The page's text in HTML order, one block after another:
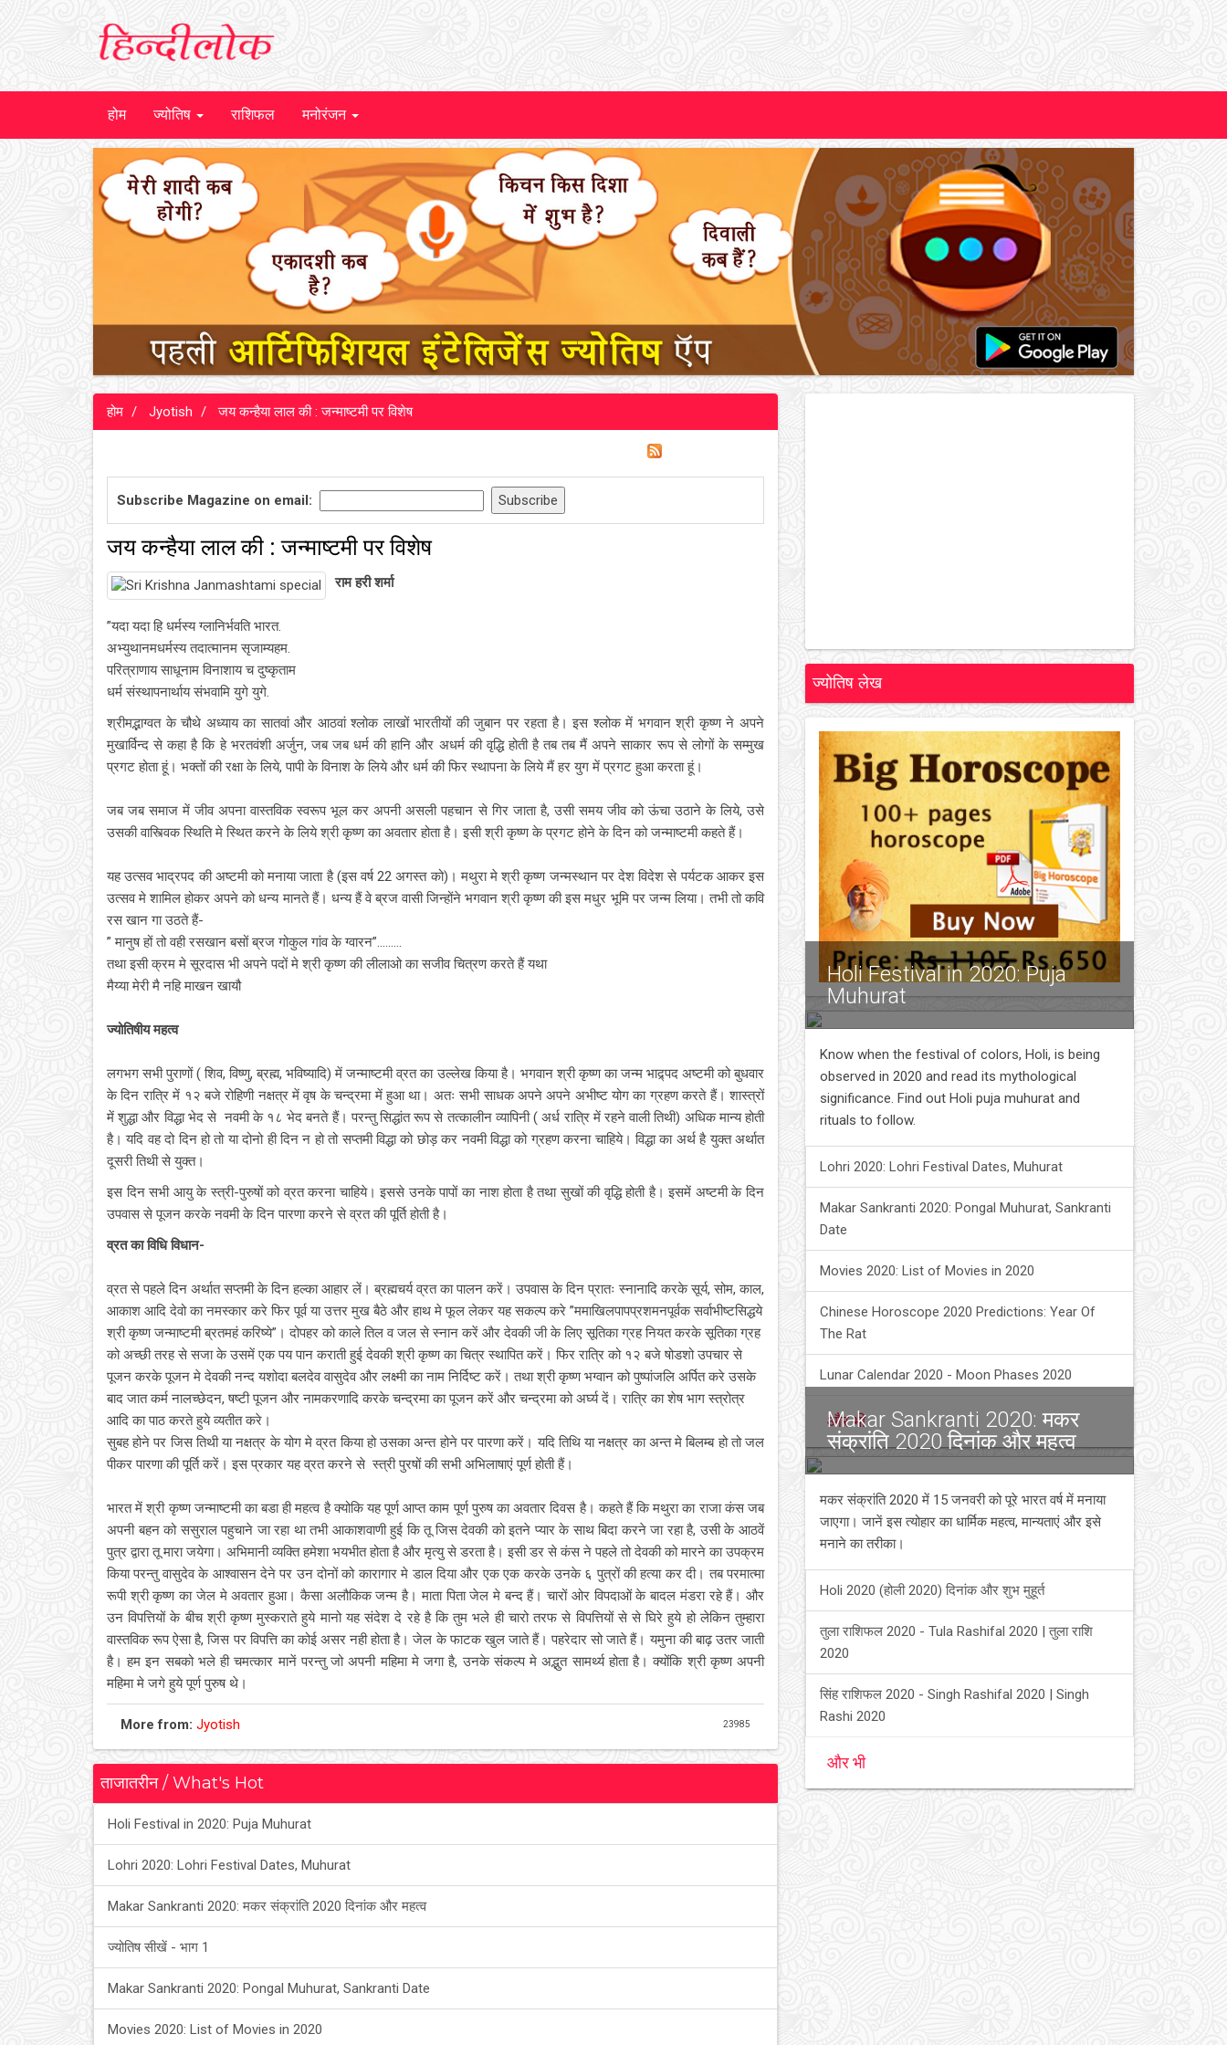
होम ज्योतिष राशिफल मनोरंजन
होम Jyotish जय कन्हैया लाल की : जन्माष्टमी पर विशेष
Subscribe Magazine on email:
जय कन्हैया लाल की : जन्माष्टमी पर विशेष
राम हरी शर्मा
”यदा यदा हि धर्मस्य ग्लानिर्भवति भारत.
अभ्युथानमधर्मस्य तदात्मानम सृजाम्यहम.
परित्राणाय साधूनाम विनाशाय च दुष्कृताम
धर्म संस्थापनार्थाय संभवामि युगे युगे.
श्रीमद्भाग्वत के चौथे अध्याय का सातवां और आठवां श्लोक लाखों भारतीयों की जुबान पर रहता है। इस श्लोक में भगवान श्री कृष्ण ने अपने
मुखार्विन्द से कहा है कि हे भरतवंशी अर्जुन, जब जब धर्म की हानि और अधर्म की वृद्धि होती है तब तब मैं अपने साकार रूप से लोगों के सम्मुख
प्रगट होता हूं। भक्तों की रक्षा के लिये, पापी के विनाश के लिये और धर्म की फिर स्थापना के लिये मैं हर युग में प्रगट हुआ करता हूं।
जब जब समाज में जीव अपना वास्तविक स्वरूप भूल कर अपनी असली पहचान से गिर जाता है, उसी समय जीव को ऊंचा उठाने के लिये, उसे
उसकी वास्त्विक स्थिति मे स्थित करने के लिये श्री कृष्ण का अवतार होता है। इसी श्री कृष्ण के प्रगट होने के दिन को जन्माष्टमी कहते हैं।
यह उत्सव भाद्रपद की अष्टमी को मनाया जाता है (इस वर्ष 22 अगस्त को)। मथुरा मे श्री कृष्ण जन्मस्थान पर देश विदेश से पर्यटक आकर इस
उत्सव मे शामिल होकर अपने को धन्य मानते हैं। धन्य हैं वे ब्रज वासी जिन्होंने भगवान श्री कृष्ण की इस मधुर भूमि पर जन्म लिया। तभी तो कवि
रस खान गा उठते हैं-
” मानुष हों तो वही रसखान बसों ब्रज गोकुल गांव के ग्वारन”.........
तथा इसी क्रम मे सूरदास भी अपने पदों मे श्री कृष्ण की लीलाओ का सजीव चित्रण करते हैं यथा
मैय्या मेरी मै नहि माखन खायौ
ज्योतिषीय महत्व
लगभग सभी पुराणों ( शिव, विष्णु, ब्रह्म, भविष्यादि) में जन्माष्टमी व्रत का उल्लेख किया है। भगवान श्री कृष्ण का जन्म भाद्र्पद अष्टमी को बुधवार
के दिन रात्रि में १२ बजे रोहिणी नक्षत्र में वृष के चन्द्रमा में हुआ था। अतः सभी साधक अपने अपने अभीष्ट योग का ग्रहण करते हैं। शास्त्रों
में शुद्धा और विद्धा भेद से नवमी के १८ भेद बनते हैं। परन्तु सिद्धांत रूप से तत्कालीन व्यापिनी ( अर्ध रात्रि में रहने वाली तिथी) अधिक मान्य होती
है। यदि वह दो दिन हो तो या दोनो ही दिन न हो तो सप्तमी विद्धा को छोड़ कर नवमी विद्धा को ग्रहण करना चाहिये। विद्धा का अर्थ है युक्त अर्थात
दूसरी तिथी से युक्त।
इस दिन सभी आयु के स्त्री-पुरुषों को व्रत करना चाहिये। इससे उनके पापों का नाश होता है तथा सुखों की वृद्धि होती है। इसमें अष्टमी के दिन
उपवास से पूजन करके नवमी के दिन पारणा करने से व्रत की पूर्ति होती है।
व्रत का विधि विधान-
व्रत से पहले दिन अर्थात सप्तमी के दिन हल्का आहार लें। ब्रह्मचर्य व्रत का पालन करें। उपवास के दिन प्रातः स्नानादि करके सूर्य, सोम, काल,
आकाश आदि देवो का नमस्कार करे फिर पूर्व या उत्तर मुख बैठे और हाथ मे फूल लेकर यह सकल्प करे ”ममाखिलपापप्रशमनपूर्वक सर्वाभीष्टसिद्धये
श्री कृष्ण जन्माष्टमी ब्रतमहं करिष्ये”। दोपहर को काले तिल व जल से स्नान करें और देवकी जी के लिए सूतिका ग्रह नियत करके सूतिका ग्रह
को अच्छी तरह से सजा के उसमें एक पय पान कराती हुई देवकी श्री कृष्ण का चित्र स्थापित करें। फिर रात्रि को १२ बजे षोडशो उपचार से
पूजन करके पूजन मे देवकी नन्द यशोदा बलदेव वासुदेव और लक्ष्मी का नाम निर्दिष्ट करें। तथा श्री कृष्ण भग्वान को पुष्पांजलि अर्पित करे उसके
बाद जात कर्म नालच्छेदन, षष्टी पूजन और नामकरणादि करके चन्द्रमा का पूजन करें और चन्द्रमा को अर्घ्य दें। रात्रि का शेष भाग स्त्रोत्र
आदि का पाठ करते हुये व्यतीत करे।
सुबह होने पर जिस तिथी या नक्षत्र के योग मे व्रत किया हो उसका अन्त होने पर पारणा करें। यदि तिथि या नक्षत्र का अन्त मे बिलम्ब हो तो जल
पीकर पारणा की पूर्ति करें। इस प्रकार यह व्रत करने से स्त्री पुरषों की सभी अभिलाषाएं पूर्ण होती हैं।
भारत में श्री कृष्ण जन्माष्टमी का बडा ही महत्व है क्योकि यह पूर्ण आप्त काम पूर्ण पुरुष का अवतार दिवस है। कहते हैं कि मथुरा का राजा कंस जब
अपनी बहन को ससुराल पहुचाने जा रहा था तभी आकाशवाणी हुई कि तू जिस देवकी को इतने प्यार के साथ बिदा करने जा रहा है, उसी के आठवें
पुत्र द्वारा तू मारा जयेगा। अभिमानी व्यक्ति हमेशा भयभीत होता है और मृत्यु से डरता है। इसी डर से कंस ने पहले तो देवकी को मारने का उपक्रम
किया परन्तु वासुदेव के आश्वासन देने पर उन दोनों को कारागार मे डाल दिया और एक एक करके उनके ६ पुत्रों की हत्या कर दी। तब परमात्मा
रूपी श्री कृष्ण का जेल मे अवतार हुआ। कैसा अलौकिक जन्म है। माता पिता जेल मे बन्द हैं। चारों ओर विपदाओं के बादल मंडरा रहे हैं। और
उन विपत्तियों के बीच श्री कृष्ण मुस्कराते हुये मानो यह संदेश दे रहे है कि तुम भले ही चारो तरफ से विपत्तियों से से घिरे हुये हो लेकिन तुम्हारा
वास्तविक रूप ऐसा है, जिस पर विपत्ति का कोई असर नही होता है। जेल के फाटक खुल जाते हैं। पहरेदार सो जाते हैं। यमुना की बाढ़ उतर जाती
है। हम इन सबको भले ही चमत्कार मानें परन्तु जो अपनी महिमा मे जगा है, उनके संकल्प मे अद्भुत सामर्थ्य होता है। क्योंकि श्री कृष्ण अपनी
महिमा मे जगे हुये पूर्ण पुरुष थे।
More from: Jyotish 23985
ताजातरीन / What's Hot
Holi Festival in 2020: Puja Muhurat
Lohri 2020: Lohri Festival Dates, Muhurat
Makar Sankranti 2020: मकर संक्रांति 2020 दिनांक और महत्व
ज्योतिष सीखें - भाग 1
Makar Sankranti 2020: Pongal Muhurat, Sankranti Date
Movies 2020: List of Movies in 2020
ज्योतिष लेख
Holi Festival in 2020: Puja
Muhurat
Know when the festival of colors, Holi, is being
observed in 2020 and read its mythological
significance. Find out Holi puja muhurat and
rituals to follow.
Lohri 2020: Lohri Festival Dates, Muhurat
Makar Sankranti 2020: Pongal Muhurat, Sankranti
Date
Movies 2020: List of Movies in 2020
Chinese Horoscope 2020 Predictions: Year Of
The Rat
Lunar Calendar 2020 - Moon Phases 2020
और भी
Makar Sankranti 2020: मकर
संक्रांति 2020 दिनांक और महत्व
मकर संक्रांति 2020 में 15 जनवरी को पूरे भारत वर्ष में मनाया
जाएगा। जानें इस त्योहार का धार्मिक महत्व, मान्यताएं और इसे
मनाने का तरीका।
Holi 2020 (होली 2020) दिनांक और शुभ मुहूर्त
तुला राशिफल 2020 - Tula Rashifal 2020 | तुला राशि
2020
सिंह राशिफल 2020 - Singh Rashifal 2020 | Singh
Rashi 2020
और भी